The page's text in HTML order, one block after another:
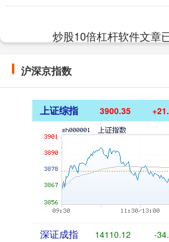
炒股10倍杠杆软件文章
沪深京指数
上证综指 3900.35
深证成指 14110.12 -